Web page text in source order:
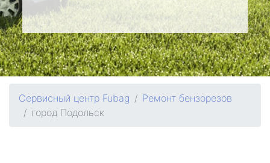
Сервисный центр Fubag
Ремонт бензорезов
город Подольск